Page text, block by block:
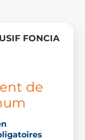
FONCIA
de